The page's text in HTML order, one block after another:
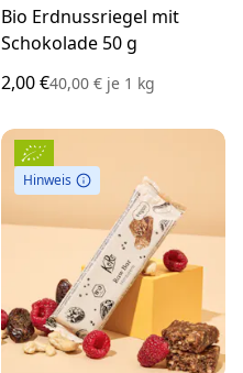
Bio Erdnussriegel mit
Schokolade 50 g
2,00 €40,00 € je 1 kg
Hinweis